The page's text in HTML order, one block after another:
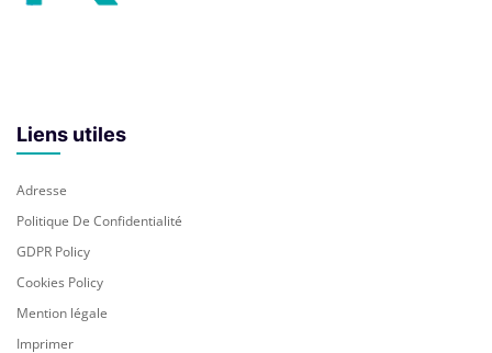
Liens utiles
Adresse
Politique De Confidentialité
GDPR Policy
Cookies Policy
Mention légale
Imprimer